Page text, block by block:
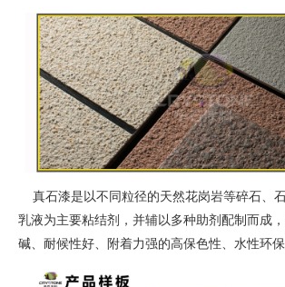
真石漆是以不同粒径的天然花岗岩等碎石、
乳液为主要粘结剂，并辅以多种助剂配制而成
碱、耐候性好、附着力强的高保色性、水性环保